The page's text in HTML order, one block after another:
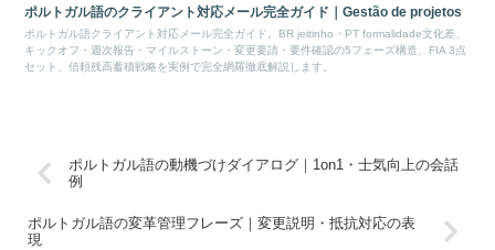
ポルトガル語のクライアント対応メール完全ガイド｜Gestão de projetos
ポルトガル語クライアント対応メール完全ガイド。BR jeitinho・PT formalidade文化差、
キックオフ・週次報告・マイルストーン・変更要請・要件確認の5フェーズ構造、FIA 3点
セット、信頼残高蓄積戦略を実例で完全網羅徹底解説します。
ポルトガル語の動機づけダイアログ｜1on1・士気向上の会話
例
ポルトガル語の変革管理フレーズ｜変更説明・抵抗対応の表
現